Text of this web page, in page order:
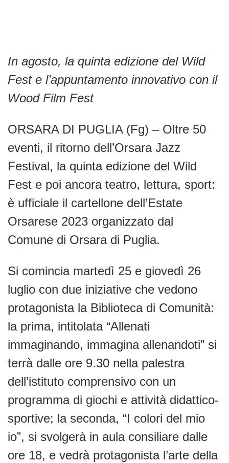
In agosto, la quinta edizione del Wild
Fest e l’appuntamento innovativo con il
Wood Film Fest
ORSARA DI PUGLIA (Fg) – Oltre 50
eventi, il ritorno dell’Orsara Jazz
Festival, la quinta edizione del Wild
Fest e poi ancora teatro, lettura, sport:
è ufficiale il cartellone dell’Estate
Orsarese 2023 organizzato dal
Comune di Orsara di Puglia.
Si comincia martedì 25 e giovedì 26
luglio con due iniziative che vedono
protagonista la Biblioteca di Comunità:
la prima, intitolata “Allenati
immaginando, immagina allenandoti” si
terrà dalle ore 9.30 nella palestra
dell’istituto comprensivo con un
programma di giochi e attività didattico-
sportive; la seconda, “I colori del mio
io”, si svolgerà in aula consiliare dalle
ore 18, e vedrà protagonista l’arte della